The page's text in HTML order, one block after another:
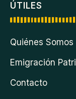
ÚTILES
Quiénes Somos
Emigración
Contacto